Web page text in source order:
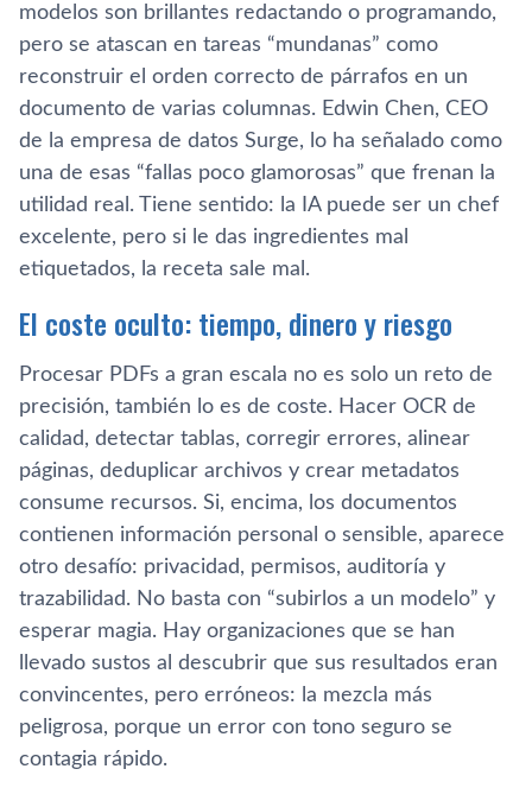
modelos son brillantes redactando o programando,
pero se atascan en tareas “mundanas” como
reconstruir el orden correcto de párrafos en un
documento de varias columnas. Edwin Chen, CEO
de la empresa de datos Surge, lo ha señalado como
una de esas “fallas poco glamorosas” que frenan la
utilidad real. Tiene sentido: la IA puede ser un chef
excelente, pero si le das ingredientes mal
etiquetados, la receta sale mal.
El coste oculto: tiempo, dinero y riesgo
Procesar PDFs a gran escala no es solo un reto de
precisión, también lo es de coste. Hacer OCR de
calidad, detectar tablas, corregir errores, alinear
páginas, deduplicar archivos y crear metadatos
consume recursos. Si, encima, los documentos
contienen información personal o sensible, aparece
otro desafío: privacidad, permisos, auditoría y
trazabilidad. No basta con “subirlos a un modelo” y
esperar magia. Hay organizaciones que se han
llevado sustos al descubrir que sus resultados eran
convincentes, pero erróneos: la mezcla más
peligrosa, porque un error con tono seguro se
contagia rápido.